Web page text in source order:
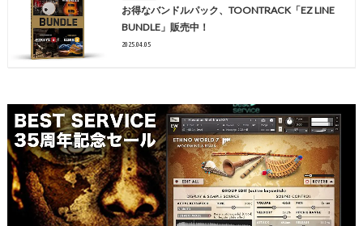
お得なバンドルパック、TOONTRACK「EZ LINE
BUNDLE」販売中！
2025.04.05